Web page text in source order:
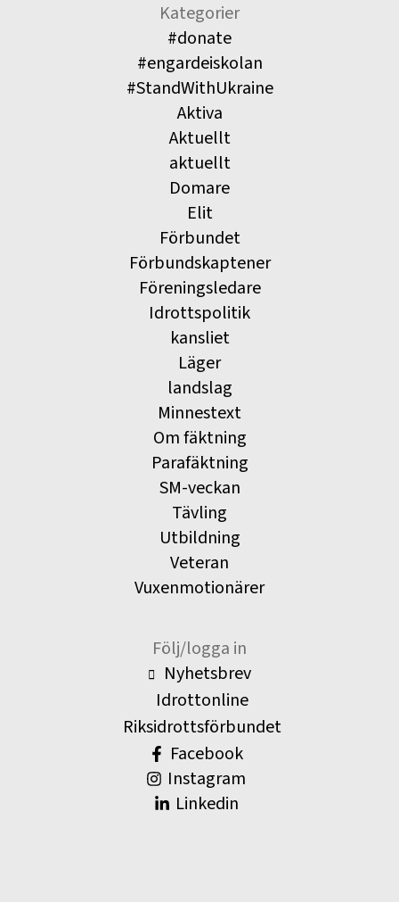
Kategorier
#donate
#engardeiskolan
#StandWithUkraine
Aktiva
Aktuellt
aktuellt
Domare
Elit
Förbundet
Förbundskaptener
Föreningsledare
Idrottspolitik
kansliet
Läger
landslag
Minnestext
Om fäktning
Parafäktning
SM-veckan
Tävling
Utbildning
Veteran
Vuxenmotionärer
Följ/logga in
Nyhetsbrev
Idrottonline
Riksidrottsförbundet
Facebook
Instagram
Linkedin